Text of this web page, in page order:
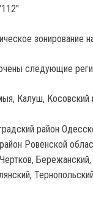
зонирование
следующие
Калуш, Косовский
район
Ровенской
Бережанский,